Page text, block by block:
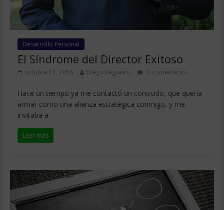
Desarrollo Personal
El Síndrome del Director Exitoso
octubre 11, 2018 Diego Regueiro 0 comentarios
Hace un tiempo ya me contactó un conocido, que quería
armar como una alianza estratégica conmigo, y me
invitaba a
Leer más